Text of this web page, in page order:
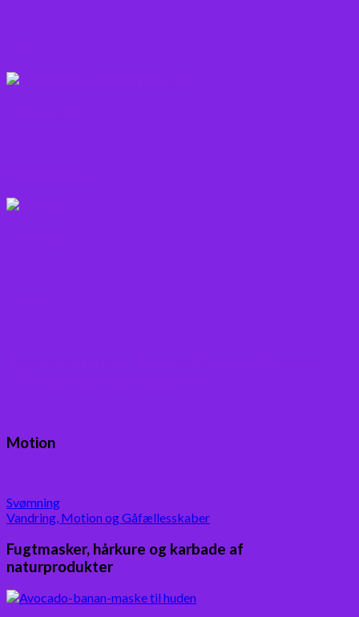
Motion
Svømning
Vandring, Motion og Gåfællesskaber
Fugtmasker, hårkure og karbade af
naturprodukter